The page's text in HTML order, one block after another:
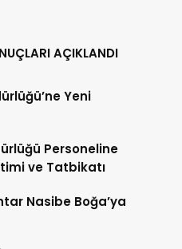
AÇIKLANDI
Yeni
Personeline
ve Tatbikatı
Nasibe Boğa’ya